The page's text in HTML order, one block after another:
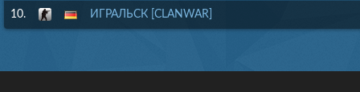
10. ИГРАЛЬСК [CLANWAR]